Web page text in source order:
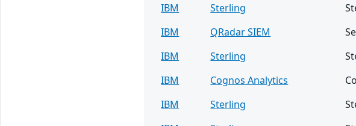
IBM
Sterling
IBM
QRadar SIEM
IBM
Sterling
IBM
Cognos Analytics
IBM
Sterling